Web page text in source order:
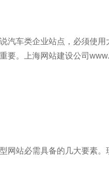
汽车类企业站点，必须使
要。上海网站建设公司
网站必需具备的几大要素。